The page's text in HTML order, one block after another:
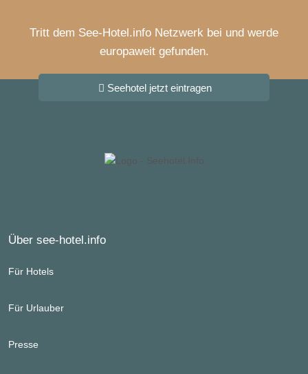
Tritt dem See-Hotel.info Netzwerk bei und werde
europaweit gefunden.
Seehotel jetzt eintragen
Über see-hotel.info
Für Hotels
Für Urlauber
Presse